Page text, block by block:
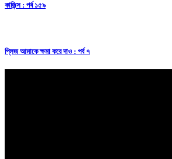
কাজিন্স : পর্ব ১৫৯
প্লিজ আমাকে ক্ষমা করে দাও : পর্ব ৭